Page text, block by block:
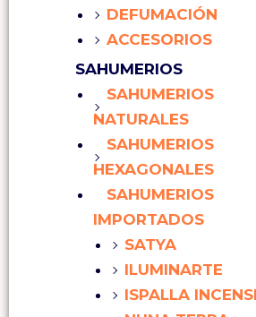
DEFUMACIÓN
ACCESORIOS
SAHUMERIOS
SAHUMERIOS
NATURALES
SAHUMERIOS
HEXAGONALES
SAHUMERIOS
IMPORTADOS
SATYA
ILUMINARTE
ISPALLA